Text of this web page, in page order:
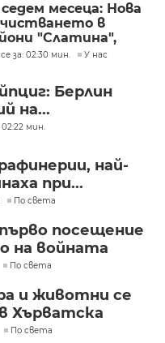
месеца: Нова
в
"Слатина",
за: 02:30 мин. У нас
Берлин
на...
мин.
най-
при...
По света
посещение
на войната
По света
и животни се
Хърватска
По света